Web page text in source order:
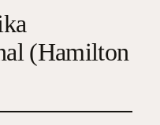
(Hamilton